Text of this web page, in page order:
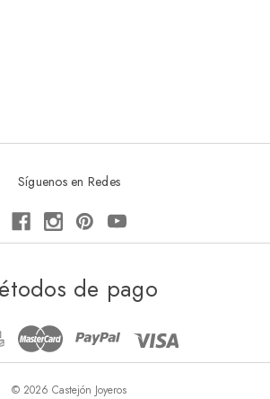
Síguenos en Redes
de pago
© 2026 Castejón Joyeros